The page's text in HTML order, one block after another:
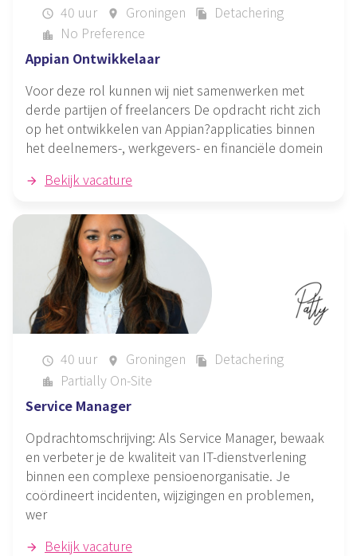
schedule 40 uur place Groningen file_copy Detachering
location_city
No Preference
Appian Ontwikkelaar
Voor deze rol kunnen wij niet samenwerken met
derde partijen of freelancers De opdracht richt zich
op het ontwikkelen van Appian?applicaties binnen
het deelnemers-, werkgevers- en financiële domein
Bekijk vacature
schedule 40 uur place Groningen file_copy Detachering
location_city
Partially On-Site
Service Manager
Opdrachtomschrijving: Als Service Manager, bewaak
en verbeter je de kwaliteit van IT-dienstverlening
binnen een complexe pensioenorganisatie. Je
coördineert incidenten, wijzigingen en problemen,
wer
Bekijk vacature